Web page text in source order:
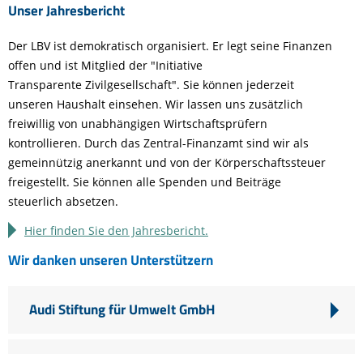
Unser Jahresbericht
Der LBV ist demokratisch organisiert. Er legt seine Finanzen
offen und ist Mitglied der "Initiative
Transparente Zivilgesellschaft". Sie können jederzeit
unseren Haushalt einsehen. Wir lassen uns zusätzlich
freiwillig von unabhängigen Wirtschaftsprüfern
kontrollieren. Durch das Zentral-Finanzamt sind wir als
gemeinnützig anerkannt und von der Körperschaftssteuer
freigestellt. Sie können alle Spenden und Beiträge
steuerlich absetzen.
Hier finden Sie den Jahresbericht.
Wir danken unseren Unterstützern
Audi Stiftung für Umwelt GmbH